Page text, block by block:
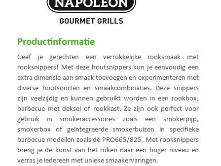
Productinformatie
Geef je gerechten een verrukkelijke rooksmaak met
rooksnippers! Met deze houtsnippers kun je eenvoudig een
extra dimensie aan smaak toevoegen en experimenteren met
diverse houtsoorten en smaakcombinaties. Deze snippers
zijn veelzijdig en kunnen gebruikt worden in een rookbox,
barbecue met deksel of rookkast. Ze zijn ook perfect voor
gebruik in smokeraccessoires zoals een smokerpijp,
smokerbox of geïntegreerde smokerbuizen in specifieke
barbecue modellen zoals de PRO665/825. Met rooksnippers
breng je de kunst van het roken naar een hoger niveau en
verras je iedereen met unieke smaakervaringen.